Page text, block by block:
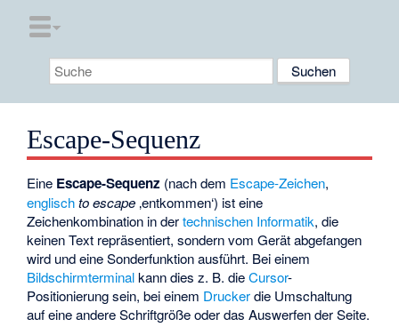
Escape-Sequenz
Eine Escape-Sequenz (nach dem Escape-Zeichen,
englisch to escape ‚entkommen‘) ist eine
Zeichenkombination in dertechnischen Informatik, die
keinen Text repräsentiert, sondern vom Gerät abgefangen
wird und eine Sonderfunktion ausführt. Bei einem
Bildschirmterminalkann dies z. B. dieCursor-
Positionierung sein, bei einem Druckerdie Umschaltung
auf eine andere Schriftgröße oder das Auswerfen der Seite.